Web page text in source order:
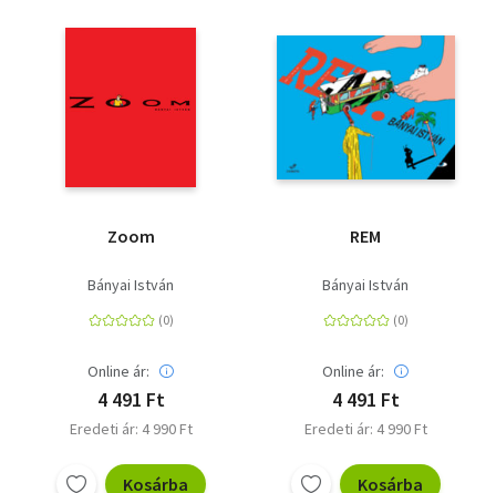
Társadalomtudomány
Zoom
Bányai István
Online ár:
4 491 Ft
Eredeti ár: 4 990 Ft
Kosárba
REM
Bányai István
Online ár:
4 491 Ft
Eredeti ár: 4 990 Ft
Kosárba